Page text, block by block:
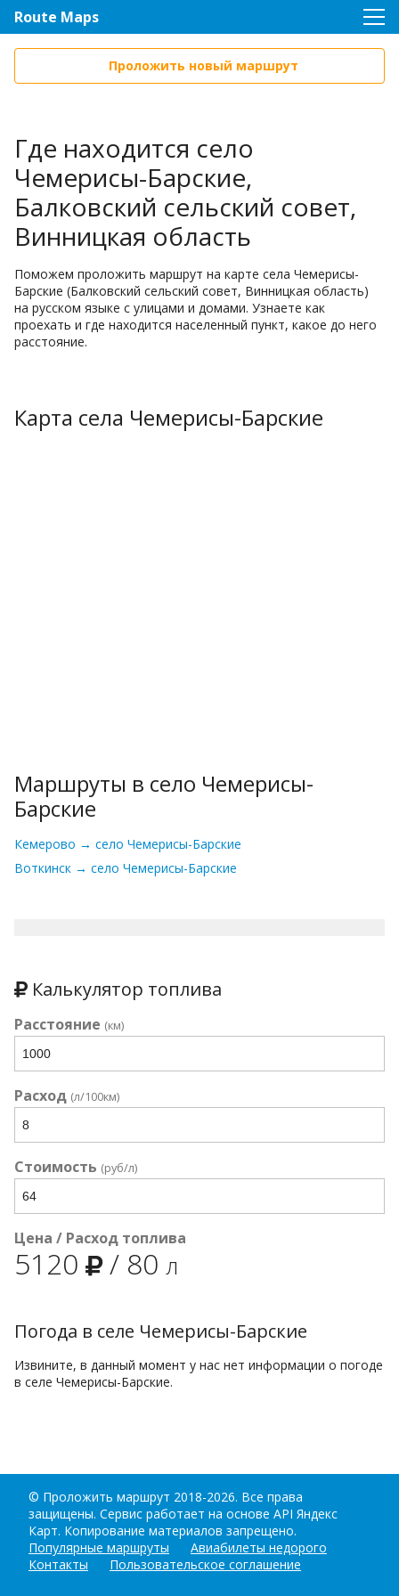
Route Maps
Проложить новый маршрут
Где находится село
Чемерисы-Барские,
Балковский сельский совет,
Винницкая область
Поможем проложить маршрут на карте села Чемерисы-
Барские (Балковский сельский совет, Винницкая область)
на русском языке с улицами и домами. Узнаете как
проехать и где находится населенный пункт, какое до него
расстояние.
Карта села Чемерисы-Барские
Маршруты в село Чемерисы-
Барские
Кемерово → село Чемерисы-Барские
Воткинск → село Чемерисы-Барские
Калькулятор топлива
Расстояние (км)
Расход (л/100км)
Стоимость (руб/л)
Цена / Расход топлива
5120 / 80 л
Погода в селе Чемерисы-Барские
Извините, в данный момент у нас нет информации о погоде
в селе Чемерисы-Барские.
© Проложить маршрут 2018-2026. Все права
защищены. Сервис работает на основе API Яндекс
Карт. Копирование материалов запрещено.
Популярные маршруты
Авиабилеты недорого
Контакты
Пользовательское соглашение